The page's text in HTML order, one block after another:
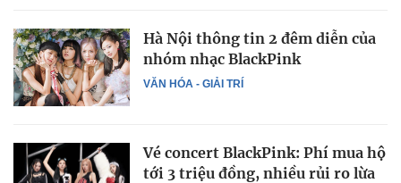
VĂN HÓA - GIẢI TRÍ
Hà Nội thông tin 2 đêm diễn của
nhóm nhạc BlackPink
Vé concert BlackPink: Phí mua hộ
tới 3 triệu đồng, nhiều rủi ro lừa